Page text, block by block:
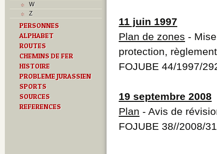
P
R
S
T
U
W
Z
PERSONNES
ALPHABET
ROUTES
CHEMINS DE FER
HISTOIRE
PROBLEME JURASSIEN
SPORTS
SOURCES
REFERENCES
11 juin 1997
Plan de zones -
protection,
FOJUBE 44/1997/
19 septembre 2008
Plan - Avis de
FOJUBE 38//2008/